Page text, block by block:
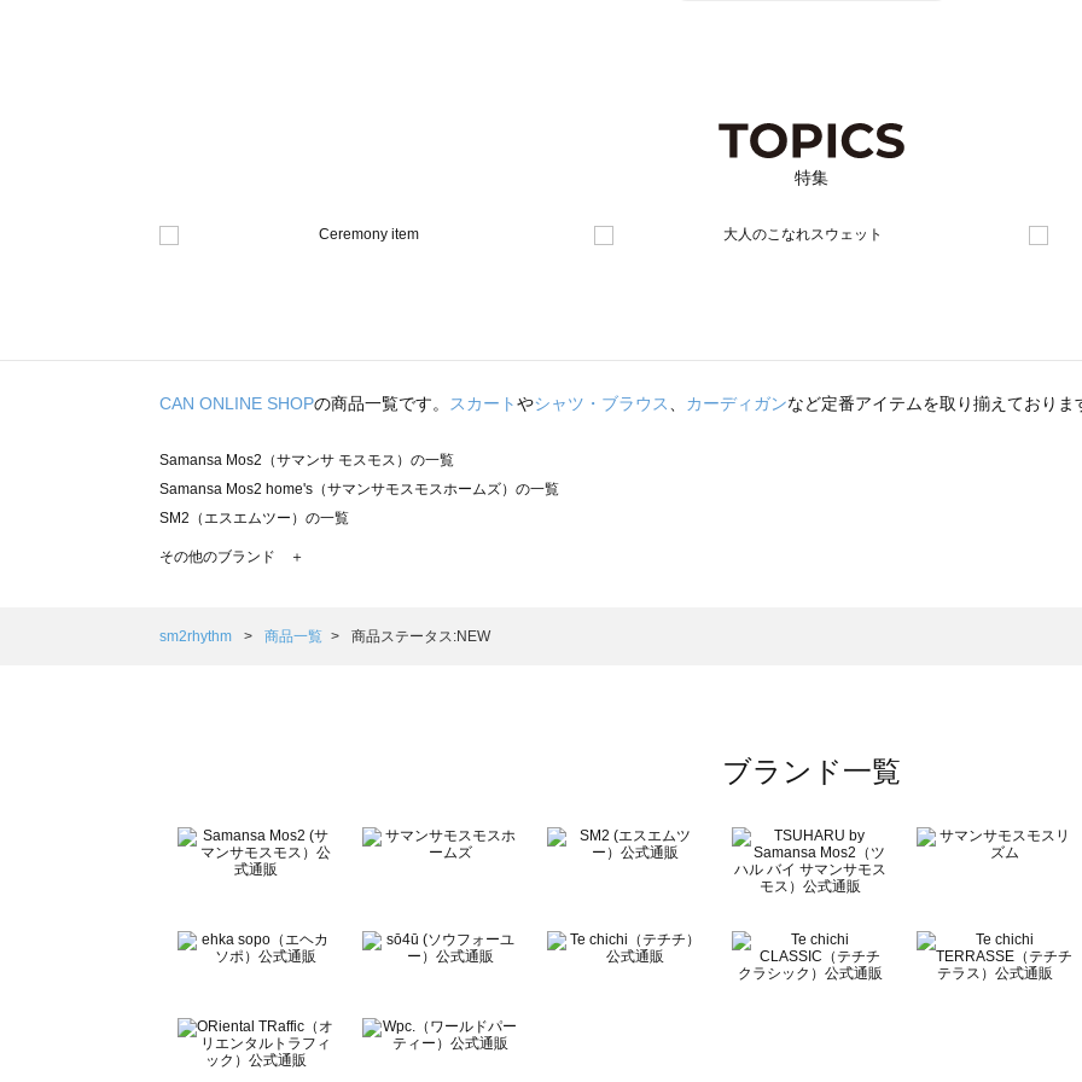
特集
CAN ONLINE SHOPの商品一覧です。 スカートやシャツ・ブラウス、 カーディガンなど定番アイテムを取り揃えておりま
Samansa Mos2（サマンサ モスモス）の一覧
Samansa Mos2 home's（サマンサモスモスホームズ）の一覧
SM2（エスエムツー）の一覧
TSUHARU by Samansa Mos2（ツハルバイサマンサモスモス）の一覧
Samansa Mos2 Lagom（サマンサモスモス ラーゴム）の一覧
BETTY'S BLUE（べティーズブルー）の一覧
Wpc.（ワールドパーティー）の一覧
その他のブランド ＋
sm2rhythm 商品一覧 商品ステータス:NEW
ブランド一覧